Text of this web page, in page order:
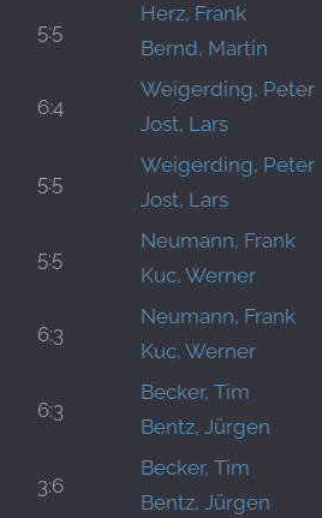
5:5
Herz, Frank
Bernd, Martin
6:4
Weigerding, Peter
Jost, Lars
5:5
Weigerding, Peter
Jost, Lars
5:5
Neumann, Frank
Kuc, Werner
6:3
Neumann, Frank
Kuc, Werner
6:3
Becker, Tim
Bentz, Jürgen
3:6
Becker, Tim
Bentz, Jürgen